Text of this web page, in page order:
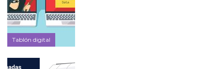
Tablón digital